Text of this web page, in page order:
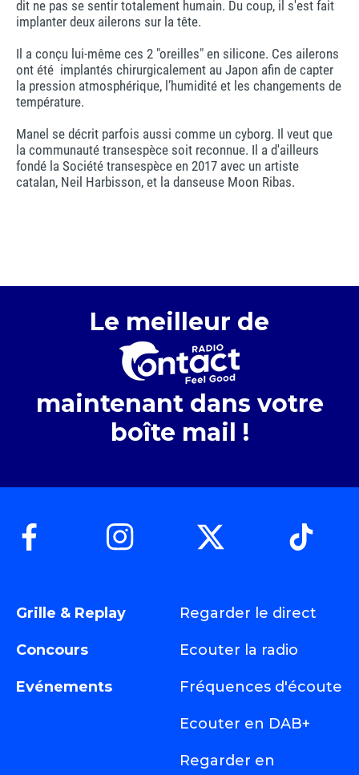
dit ne pas se sentir totalement humain. Du coup, il s'est fait
implanter deux ailerons sur la tête.
Il a conçu lui-même ces 2 "oreilles" en silicone. Ces ailerons
ont été implantés chirurgicalement au Japon afin de capter
la pression atmosphérique, l’humidité et les changements de
température.
Manel se décrit parfois aussi comme un cyborg. Il veut que
la communauté transespèce soit reconnue. Il a d'ailleurs
fondé la Société transespèce en 2017 avec un artiste
catalan, Neil Harbisson, et la danseuse Moon Ribas.
Le meilleur de
maintenant dans votre
boîte mail !
Grille & Replay
Concours
Evénements
Regarder le direct
Ecouter la radio
Fréquences d'écoute
Ecouter en DAB+
Regarder en